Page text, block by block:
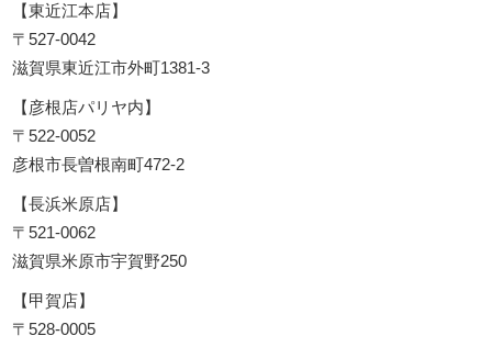
【東近江本店】
〒527-0042
滋賀県東近江市外町1381-3
【彦根店パリヤ内】
〒522-0052
彦根市長曽根南町472-2
【長浜米原店】
〒521-0062
滋賀県米原市宇賀野250
【甲賀店】
〒528-0005